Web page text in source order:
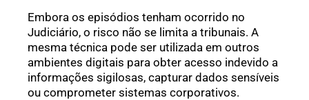
Embora os episódios tenham ocorrido no
Judiciário, o risco não se limita a tribunais. A
mesma técnica pode ser utilizada em outros
ambientes digitais para obter acesso indevido a
informações sigilosas, capturar dados sensíveis
ou comprometer sistemas corporativos.